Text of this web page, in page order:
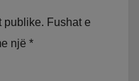
publike. Fushat e
një *